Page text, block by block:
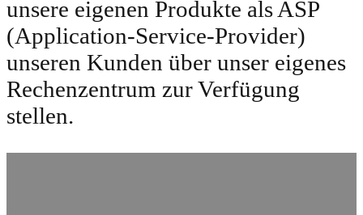
unsere eigenen Produkte als ASP
(Application-Service-Provider)
unseren Kunden über unser eigenes
Rechenzentrum zur Verfügung
stellen.